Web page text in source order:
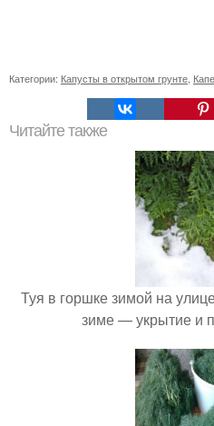
Категории: Капусты в открытом грунте,
Читайте также
Туя в горшке зимой на
зиме — укрытие и